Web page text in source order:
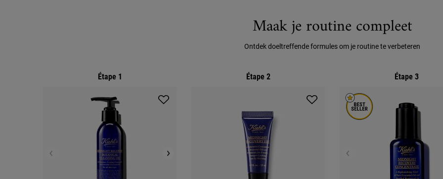
Maak je routine compleet
Ontdek doeltreffende formules om je routine te verbeteren
Étape 1 Étape 2 Étape 3